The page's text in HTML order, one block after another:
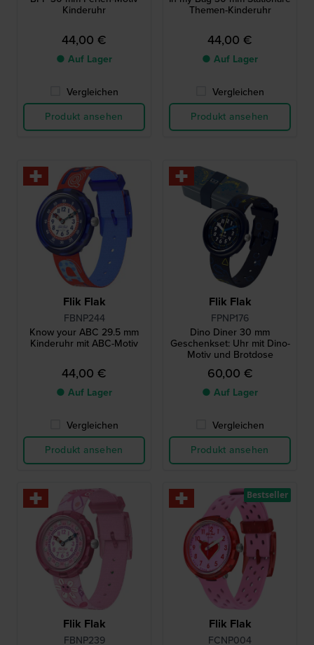
Kinderuhr
44,00 €
● Auf Lager
Vergleichen
Produkt ansehen
Themen-Kinderuhr
44,00 €
● Auf Lager
Vergleichen
Produkt ansehen
Flik Flak
FBNP244
Know your ABC 29.5 mm
Kinderuhr mit ABC-Motiv
44,00 €
● Auf Lager
Vergleichen
Produkt ansehen
Flik Flak
FPNP176
Dino Diner 30 mm
Geschenkset: Uhr mit Dino-
Motiv und Brotdose
60,00 €
● Auf Lager
Vergleichen
Produkt ansehen
Flik Flak
FBNP239
Flik Flak
FCNP004
Bestseller